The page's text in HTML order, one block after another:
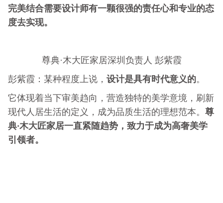
完美结合需要设计师有一颗很强的责任心和专业的态
度去实现。
尊典·木大匠家居深圳负责人 彭紫霞
彭紫霞：某种程度上说， 设计是具有时代意义的。
它体现着当下审美趋向，营造独特的美学意境，刷新
现代人居生活的定义，成为品质生活的理想范本。 尊
典·木大匠家居一直紧随趋势，致力于成为高奢美学
引领者。